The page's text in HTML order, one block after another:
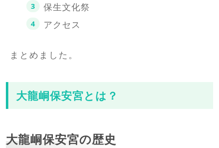
保生文化祭
アクセス
まとめました。
大龍峒保安宮とは？
大龍峒保安宮の歴史